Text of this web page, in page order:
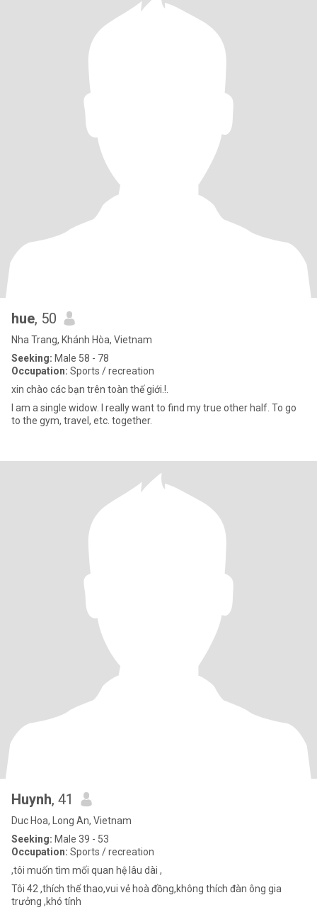
hue, 50
Nha Trang, Khánh Hòa, Vietnam
Seeking: Male 58 - 78
Occupation: Sports / recreation
xin chào các bạn trên toàn thế giới.!.
I am a single widow. I really want to find my true other half. To go
to the gym, travel, etc. together.
Huynh, 41
Duc Hoa, Long An, Vietnam
Seeking: Male 39 - 53
Occupation: Sports / recreation
,tôi muốn tìm mối quan hệ lâu dài ,
Tôi 42 ,thích thể thao,vui vẻ hoà đồng,không thích đàn ông gia
trưởng ,khó tính